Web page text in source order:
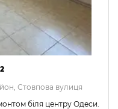
2
Стовпова вулиця
біля центру Одеси.